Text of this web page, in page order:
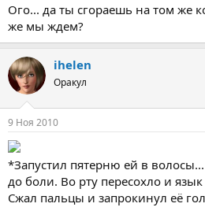
Ого... да ты сгораешь на том же
же мы ждем?
ihelen
Оракул
9 Ноя 2010
*Запустил пятерню ей в
до боли. Во рту пересохло и
Сжал пальцы и запрокинул её